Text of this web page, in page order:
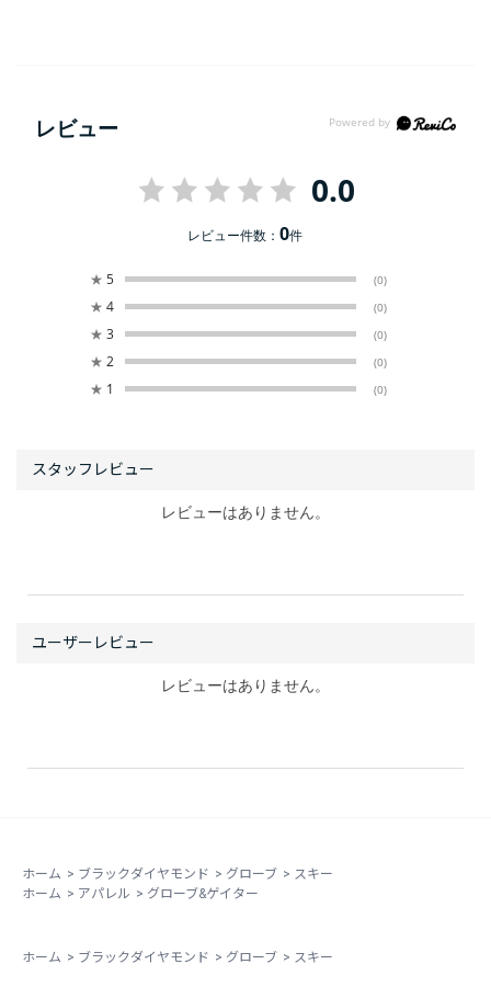
レビュー
0.0
レビュー件数：0件
★ 5 (0)
★ 4 (0)
★ 3 (0)
★ 2 (0)
★ 1 (0)
レビューはありません。
レビューはありません。
ホーム > ブラックダイヤモンド > グローブ > スキー
ホーム > アパレル > グローブ&ゲイター
ホーム > ブラックダイヤモンド > グローブ > スキー